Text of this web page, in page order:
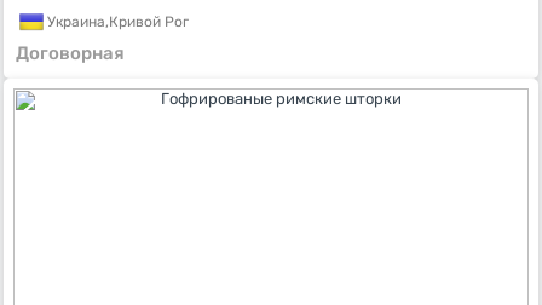
Украина,Кривой Рог
Договорная